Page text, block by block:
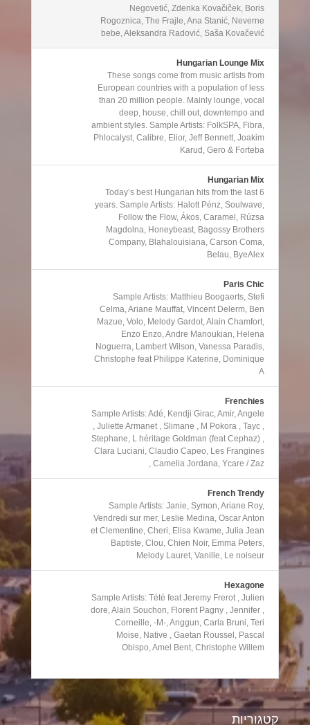
Negovetić, Zdenka Kovačiček, Boris
Rogoznica, The Frajle, Ana Stanić, Neverne
bebe, Aleksandra Radović, Saša Kovačević
Hungarian Lounge Mix
These songs come from music artists from
European countries with a population of less
than 20 million people. Mainly lounge, vocal
deep, house, chill out, downtempo and
ambient styles. Sample Artists: FolkSPA, Fibra,
Phlocalyst, Calibre, Elior, Jeff Bennett, Joakim
Karud, Gero & Forteba
Hungarian Mix
Today’s best Hungarian hits from the last 6
years. Sample Artists: Halott Pénz, Soulwave,
Follow the Flow, Ákos, Caramel, Rúzsa
Magdolna, Honeybeast, Bagossy Brothers
Company, Blahalouisiana, Carson Coma,
Belau, ByeAlex
Paris Chic
Sample Artists: Matthieu Boogaerts, Stefi
Celma, Ariane Mauffat, Vincent Delerm, Ben
Mazue, Volo, Melody Gardot, Alain Chamfort,
Enzo Enzo, Andre Manoukian, Helena
Noguerra, Lambert Wilson, Vanessa Paradis,
Christophe feat Philippe Katerine, Dominique
A
Frenchies
Sample Artists: Adé, Kendji Girac, Amir, Angele
, Juliette Armanet , Slimane , M Pokora , Tayc ,
Stephane, L héritage Goldman (feat Cephaz) ,
Clara Luciani, Claudio Capeo, Les Frangines
, Camelia Jordana, Ycare / Zaz
French Trendy
Sample Artists: Janie, Symon, Ariane Roy,
Vendredi sur mer, Leslie Medina, Oscar Anton
et Clementine, Cheri, Elisa Kwame, Julia Jean
Baptiste, Clou, Chien Noir, Emma Peters,
Melody Lauret, Vanille, Le noiseur
Hexagone
Sample Artists: Tété feat Jeremy Frerot , Julien
dore, Alain Souchon, Florent Pagny , Jennifer ,
Corneille, -M-, Anggun, Carla Bruni, Teri
Moise, Native , Gaetan Roussel, Pascal
Obispo, Amel Bent, Christophe Willem
קטגוריות